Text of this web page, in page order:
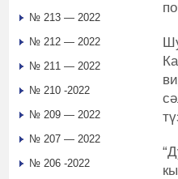
№ 213 — 2022
№ 212 — 2022
№ 211 — 2022
№ 210 -2022
№ 209 — 2022
№ 207 — 2022
№ 206 -2022